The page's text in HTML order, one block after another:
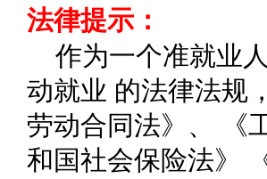
法律提示：
作为一个准就业
动就业 的法律法规
劳动合同法》、 《
和国社会保险法》